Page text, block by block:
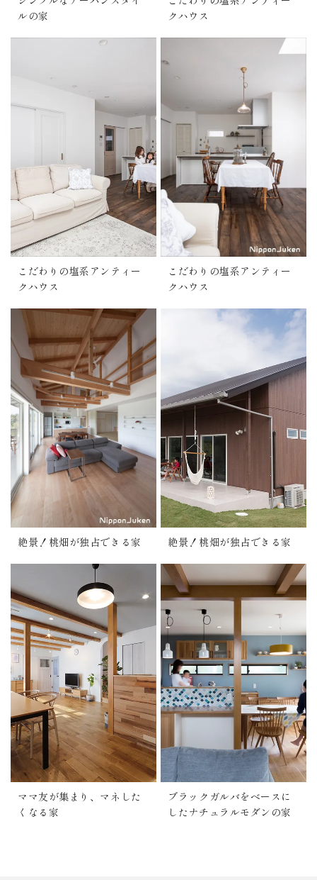
ルの家
クハウス
こだわりの塩系アンティー
クハウス
こだわりの塩系アンティー
クハウス
絶景！桃畑が独占できる家 絶景！桃畑が独占できる家
ママ友が集まり、マネした
くなる家
ブラックガルバをベースに
したナチュラルモダンの家